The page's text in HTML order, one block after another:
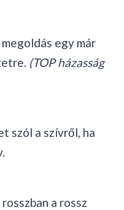
egy már
(TOP házasság
szól a szívről, ha
a rossz